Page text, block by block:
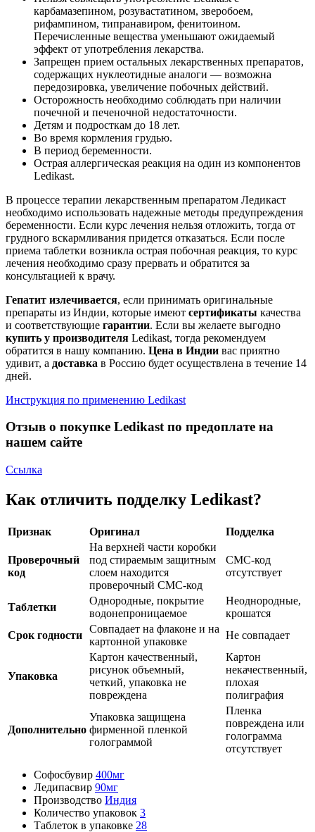
карбамазепином, розувастатином, зверобоем,
рифампином, типранавиром, фенитоином.
Перечисленные вещества уменьшают ожидаемый
эффект от употребления лекарства.
Запрещен прием остальных лекарственных препаратов,
содержащих нуклеотидные аналоги — возможна
передозировка, увеличение побочных действий.
Осторожность необходимо соблюдать при наличии
почечной и печеночной недостаточности.
Детям и подросткам до 18 лет.
Во время кормления грудью.
В период беременности.
Острая аллергическая реакция на один из компонентов
Ledikast.
В процессе терапии лекарственным препаратом Ледикаст
необходимо использовать надежные методы предупреждения
беременности. Если курс лечения нельзя отложить, тогда от
грудного вскармливания придется отказаться. Если после
приема таблетки возникла острая побочная реакция, то курс
лечения необходимо сразу прервать и обратится за
консультацией к врачу.
Гепатит излечивается, если принимать оригинальные
препараты из Индии, которые имеют сертификаты качества
и соответствующие гарантии. Если вы желаете выгодно
купить у производителя Ledikast, тогда рекомендуем
обратится в нашу компанию. Цена в Индии вас приятно
удивит, а доставка в Россию будет осуществлена в течение 14
дней.
Инструкция по применению Ledikast
Отзыв о покупке Ledikast по предоплате на
нашем сайте
Ссылка
Как отличить подделку Ledikast?
Признак Оригинал Подделка
Проверочный
код
На верхней части коробки
под стираемым защитным
слоем находится
проверочный СМС-код
СМС-код
отсутствует
Таблетки
Однородные, покрытие
водонепроницаемое
Неоднородные,
крошатся
Срок годности
Совпадает на флаконе и на
картонной упаковке
Не совпадает
Упаковка
Картон качественный,
рисунок объемный,
четкий, упаковка не
повреждена
Картон
некачественный,
плохая
полиграфия
Дополнительно
Упаковка защищена
фирменной пленкой
голограммой
Пленка
повреждена или
голограмма
отсутствует
Софосбувир 400мг
Ледипасвир 90мг
Производство Индия
Количество упаковок 3
Таблеток в упаковке 28